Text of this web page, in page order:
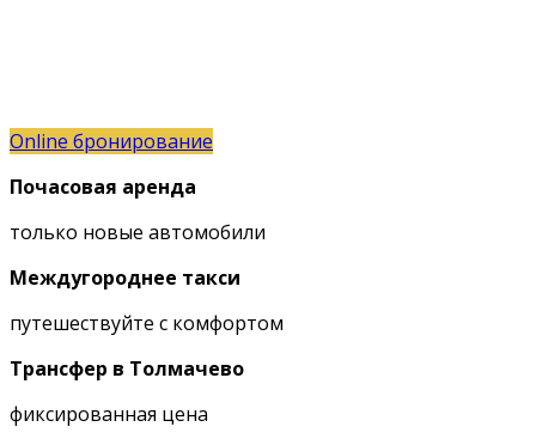
Online бронирование
Почасовая аренда
только новые автомобили
Междугороднее такси
путешествуйте с комфортом
Трансфер в Толмачево
фиксированная цена